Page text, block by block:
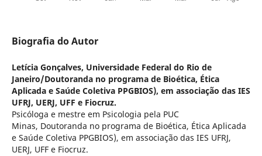
Biografia do Autor
Letícia Gonçalves, Universidade Federal do Rio de
Janeiro/Doutoranda no programa de Bioética, Ética
Aplicada e Saúde Coletiva PPGBIOS), em associação das IES
UFRJ, UERJ, UFF e Fiocruz.
Psicóloga e mestre em Psicologia pela PUC
Minas, Doutoranda no programa de Bioética, Ética Aplicada
e Saúde Coletiva PPGBIOS), em associação das IES UFRJ,
UERJ, UFF e Fiocruz.